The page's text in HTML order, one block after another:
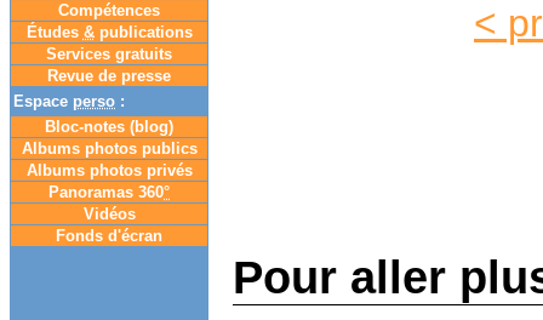
Compétences
Études &publications
Services gratuits
Revue de presse
Espace perso :
Bloc-notes (blog)
Albums photos publics
Albums photos privés
Panoramas 360°
Vidéos
Fonds d'écran
<
Pour aller